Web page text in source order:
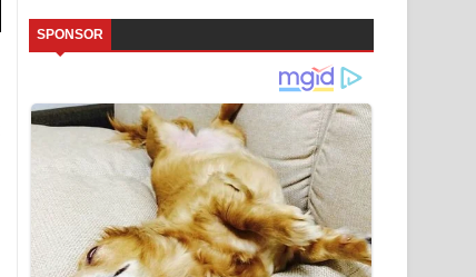
SPONSOR